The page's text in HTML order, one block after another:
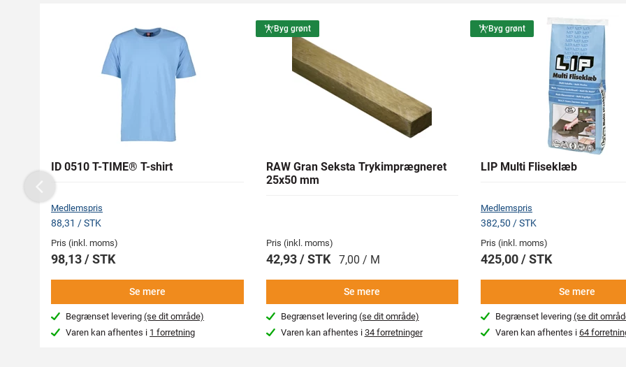
ID 0510 T-TIME® T-shirt
Medlemspris
88,31 / STK
Pris (inkl. moms)
98,13 / STK
Se mere
Begrænset levering(se dit område)
Varen kan afhentes i 1 forretning
Byg grønt
RAW Gran Seksta Trykimprægneret
25x50 mm
Pris (inkl. moms)
42,93 / STK 7,00 / M
Se mere
Begrænset levering (se dit område)
Varen kan afhentes i 34 forretninger
Byg grønt
LIP Multi Fliseklæb
Medlemspris
382,50 / STK
Pris (inkl. moms)
425,00 / STK
Se mere
Begrænset levering(se dit
Varen kan afhentes i64
Previous